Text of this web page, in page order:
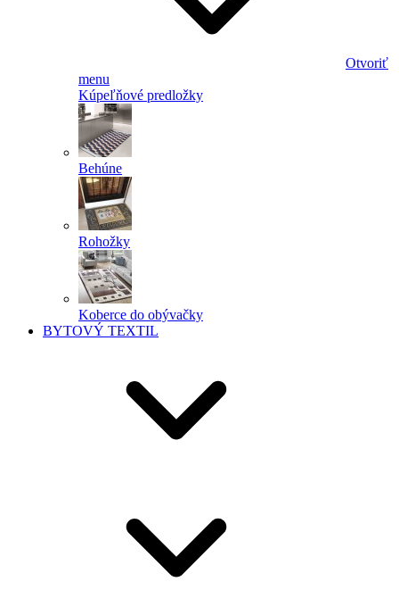
Otvoriť
menu
Kúpeľňové predložky
Behúne
Rohožky
Koberce do obývačky
BYTOVÝ TEXTIL